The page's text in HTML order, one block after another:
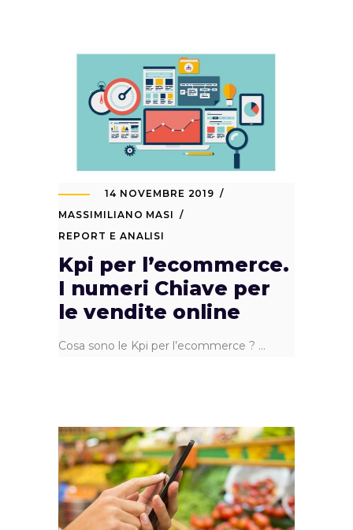
14 NOVEMBRE 2019
MASSIMILIANO MASI
REPORT E ANALISI
Kpi per l’ecommerce.
I numeri Chiave per
le vendite online
Cosa sono le Kpi per l’ecommerce ?